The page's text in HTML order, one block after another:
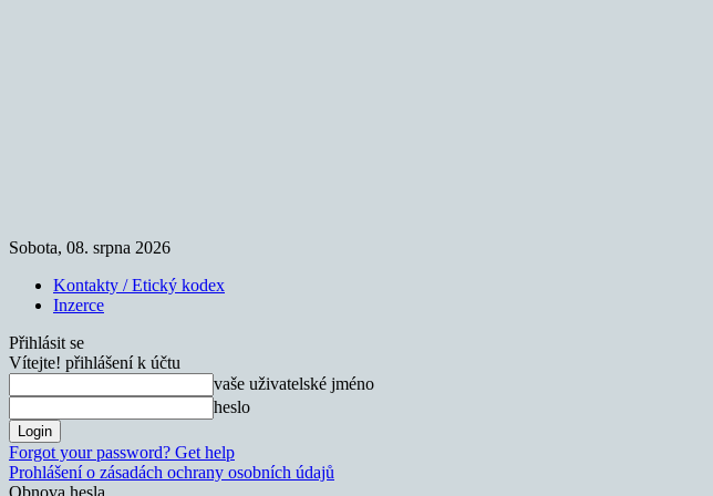
Sobota, 08. srpna 2026
Kontakty / Etický kodex
Inzerce
Přihlásit se
Vítejte! přihlášení k účtu
vaše uživatelské jméno
heslo
Forgot your password? Get help
Prohlášení o zásadách ochrany osobních údajů
Obnova hesla